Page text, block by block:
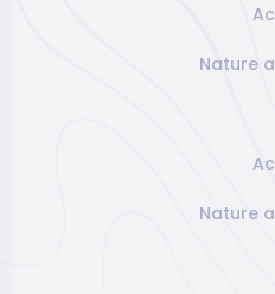
Nature
Nature